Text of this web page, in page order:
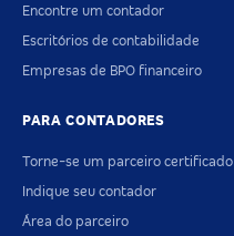
Encontre um contador
Escritórios de contabilidade
Empresas de BPO financeiro
PARA CONTADORES
Torne-se um parceiro certificado
Indique seu contador
Área do parceiro